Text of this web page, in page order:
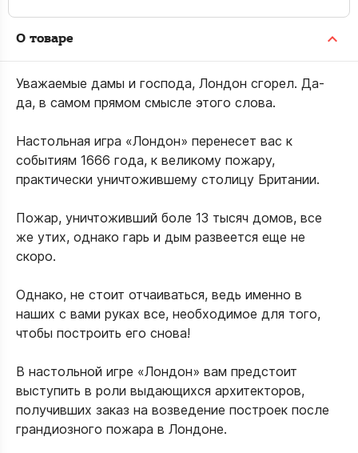
О товаре
Уважаемые дамы и господа, Лондон сгорел. Да-
да, в самом прямом смысле этого слова.
Настольная игра «Лондон» перенесет вас к
событиям 1666 года, к великому пожару,
практически уничтожившему столицу Британии.
Пожар, уничтоживший боле 13 тысяч домов, все
же утих, однако гарь и дым развеется еще не
скоро.
Однако, не стоит отчаиваться, ведь именно в
наших с вами руках все, необходимое для того,
чтобы построить его снова!
В настольной игре «Лондон» вам предстоит
выступить в роли выдающихся архитекторов,
получивших заказ на возведение построек после
грандиозного пожара в Лондоне.